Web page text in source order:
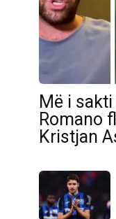
Më i
Romano
Kristjan